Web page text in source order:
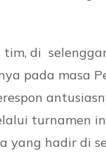
di
pada masa
turnamen
yang hadir di